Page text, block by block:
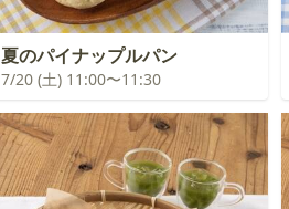
夏のパイナップルパン
7/20 (土) 11:00〜11:30